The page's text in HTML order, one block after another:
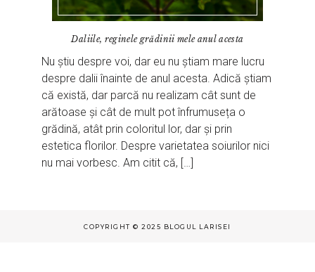
Daliile, reginele grădinii mele anul acesta
Nu știu despre voi, dar eu nu știam mare lucru
despre dalii înainte de anul acesta. Adică știam
că există, dar parcă nu realizam cât sunt de
arătoase și cât de mult pot înfrumuseța o
grădină, atât prin coloritul lor, dar și prin
estetica florilor. Despre varietatea soiurilor nici
nu mai vorbesc. Am citit că, […]
COPYRIGHT © 2025 BLOGUL LARISEI